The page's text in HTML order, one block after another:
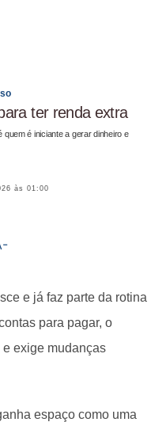
ter renda extra
é iniciante a gerar dinheiro e
às 01:00
e já faz parte da rotina
para pagar, o
exige mudanças
espaço como uma